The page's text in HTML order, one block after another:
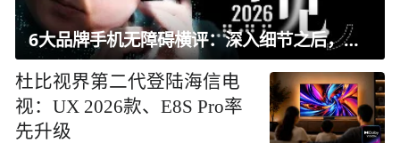
6大品牌手机无障碍横评：深入细节之后，似乎只有苹果能挺住？｜ 看见2026
杜比视界第二代登陆海信电
视：UX 2026款、E8S Pro率
先升级